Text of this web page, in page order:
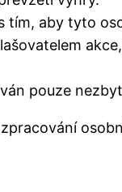
tím, aby tyto
pouze